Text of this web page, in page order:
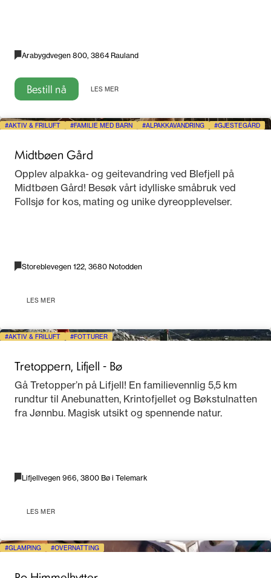
Arabygdvegen 800, 3864 Rauland
Bestill nå LES MER
AKTIV & FRILUFT FAMILIE MED BARN ALPAKKAVANDRING GJESTEGÅRD
Midtbøen Gård
Opplev alpakka- og geitevandring ved Blefjell på
Midtbøen Gård! Besøk vårt idylliske småbruk ved
Follsjø for kos, mating og unike dyreopplevelser.
Storeblevegen 122, 3680 Notodden
LES MER
AKTIV & FRILUFT FOTTURER
Tretoppern, Lifjell - Bø
Gå Tretopper’n på Lifjell! En familievennlig 5,5 km
rundtur til Anebunatten, Krintofjellet og Bøkstulnatten
fra Jønnbu. Magisk utsikt og spennende natur.
Lifjellvegen 966, 3800 Bø i Telemark
LES MER
GLAMPING OVERNATTING